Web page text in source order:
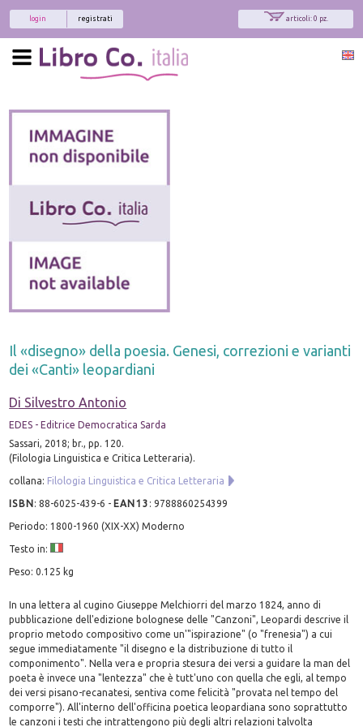
articoli: 0 pz.
registrati
login
Il «disegno» della poesia. Genesi, correzioni e varianti
dei «Canti» leopardiani
Di Silvestro Antonio
EDES - Editrice Democratica Sarda
Sassari, 2018; br., pp. 120.
(Filologia Linguistica e Critica Letteraria).
collana: Filologia Linguistica e Critica Letteraria
ISBN:88-6025-439-6 - EAN13 :9788860254399
Periodo: 1800-1960 (XIX-XX) Moderno
Testo in:
Peso: 0.125 kg
In una lettera al cugino Giuseppe Melchiorri del marzo 1824, anno di
pubblicazione dell'edizione bolognese delle "Canzoni", Leopardi descrive il
proprio metodo compositivo come un'"ispirazione" (o "frenesia") a cui
segue immediatamente "il disegno e la distribuzione di tutto il
componimento". Nella vera e propria stesura dei versi a guidare la man del
poeta è invece una "lentezza" che è tutt'uno con quella che egli, al tempo
dei versi pisano-recanatesi, sentiva come felicità "provata nel tempo del
comporre"). All'interno dell'officina poetica leopardiana sono soprattutto
le canzoni i testi che intrattengono più degli altri relazioni talvolta